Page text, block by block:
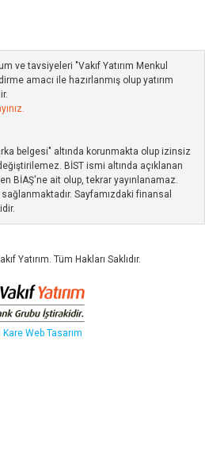
ve tavsiyeleri "Vakıf Yatırım Menkul
amacı ile hazırlanmış olup yatırım
belgesi" altında korunmakta olup izinsiz
BİST ismi altında açıklanan
BİAŞ'ne ait olup, tekrar yayınlanamaz.
Sayfamızdaki finansal
Yatırım. Tüm Hakları Saklıdır.
Kare Web Tasarım